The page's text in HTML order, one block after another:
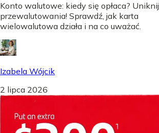
Konto walutowe: kiedy się opłaca? Uniknij
przewalutowania! Sprawdź, jak karta
wielowalutowa działa i na co uważać.
Izabela Wójcik
2 lipca 2026